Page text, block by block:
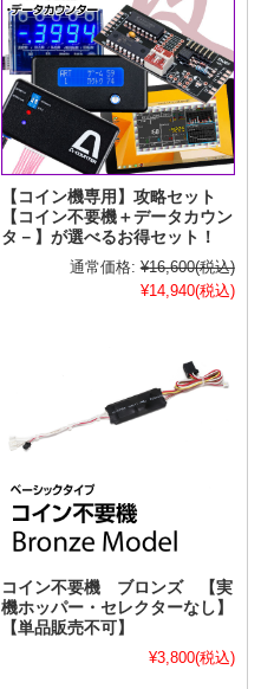
【コイン機専用】攻略セット
【コイン不要機＋データカウン
タ－】が選べるお得セット！
通常価格: ¥16,600(税込)
¥14,940(税込)
コイン不要機 ブロンズ 【実
機ホッパー・セレクターなし】
【単品販売不可】
¥3,800(税込)